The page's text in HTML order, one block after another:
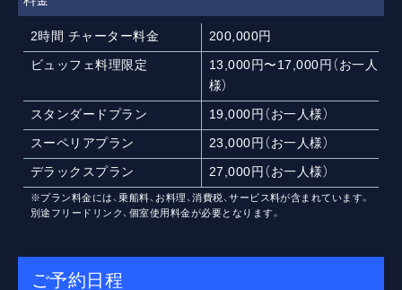
ご予約日程
お問い合わせフォーム
電話で予約 TEL：03-3454-0432
※お申込後、ご入力いただいたアドレスに自動返信メールが配信されま
す。
迷惑メール対策をしている場合「noreply-zeal@resv.jp」および
「cruise@zeal.ne.jp」からメールを受信できるように設定を再確認して
【貸切飲食】大型船レディクリスタル チャ